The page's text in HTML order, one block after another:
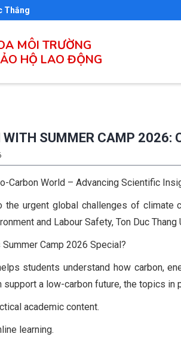
Thắng
MÔI TRƯỜNG
HỘ LAO ĐỘNG
WITH SUMMER CAMP 2026:
Carbon World – Advancing Scientific
the urgent global challenges of climate
and Labour Safety, Ton Duc
Camp 2026 Special?
students understand how carbon,
support a low-carbon future, the topics in
academic content.
learning.